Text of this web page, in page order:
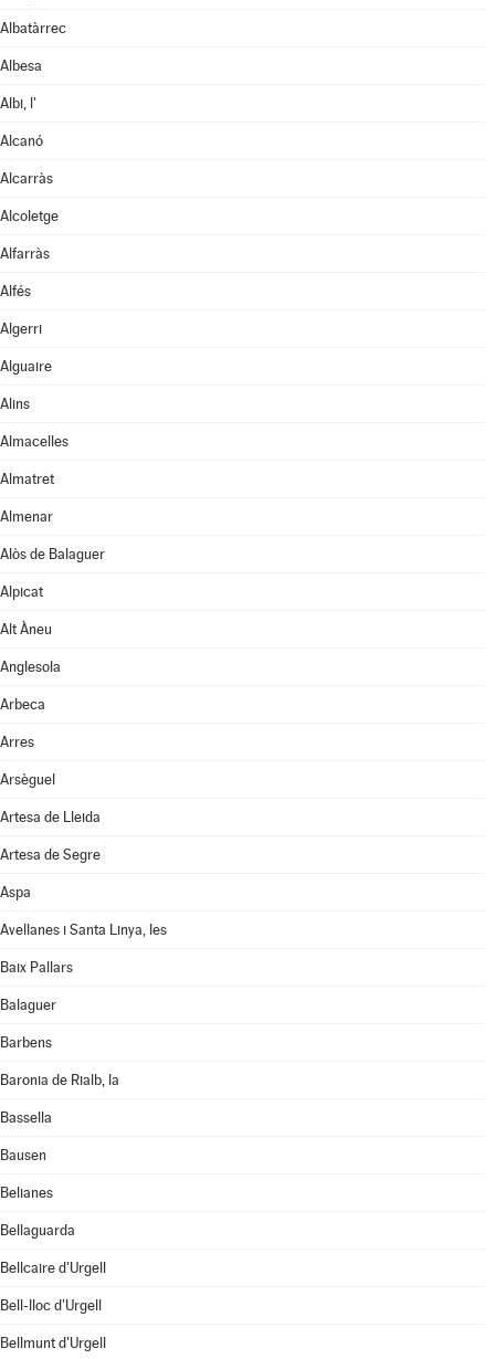
Albatàrrec
Albesa
Albi, l'
Alcanó
Alcarràs
Alcoletge
Alfarràs
Alfés
Algerri
Alguaire
Alins
Almacelles
Almatret
Almenar
Alòs de Balaguer
Alpicat
Alt Àneu
Anglesola
Arbeca
Arres
Arsèguel
Artesa de Lleida
Artesa de Segre
Aspa
Avellanes i Santa Linya, les
Baix Pallars
Balaguer
Barbens
Baronia de Rialb, la
Bassella
Bausen
Belianes
Bellaguarda
Bellcaire d'Urgell
Bell-lloc d'Urgell
Bellmunt d'Urgell